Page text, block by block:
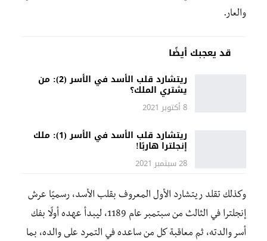
والعار.
قد يعجبك أيضًا
ريتشارد قلب الأسد في الأسر (2): من
يشتري الملك؟
8 أكتوبر 2021
ريتشارد قلب الأسد في الأسر (1): ملك
إنجلترا هاربًا!
28 سبتمبر 2021
وكذلك تقلد ريتشارد الأول المعروف بقلب الأسد، رسميًا عرش
إنجلترا في الثالث من سبتمبر عام 1189، ليبدأ عهده أولًا بفك
أسر والدته، ثم معاقبة كل من ساعده في التمرد على والده، بما